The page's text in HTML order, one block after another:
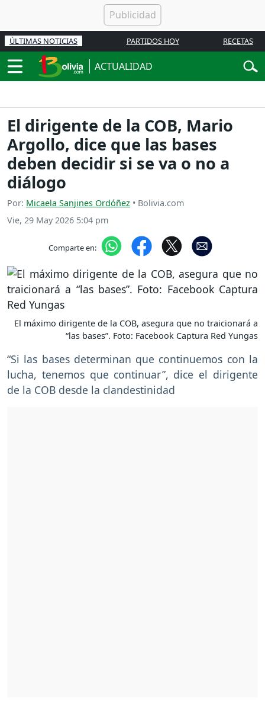
ÚLTIMAS NOTICIAS PARTIDOS HOY RECETAS
ACTUALIDAD
El dirigente de la COB, Mario
Argollo, dice que las bases
deben decidir si se va o no a
diálogo
Por: Micaela Sanjines Ordóñez • Bolivia.com
Vie, 29 May 2026 5:04 pm
Comparte en:
El máximo dirigente de la COB, asegura que no traicionará a
“las bases”. Foto: Facebook Captura Red Yungas
“Si las bases determinan que continuemos con la
lucha, tenemos que continuar”, dice el dirigente
de la COB desde la clandestinidad